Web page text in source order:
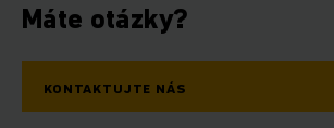
Máte otázky?
KONTAKTUJTE NÁS